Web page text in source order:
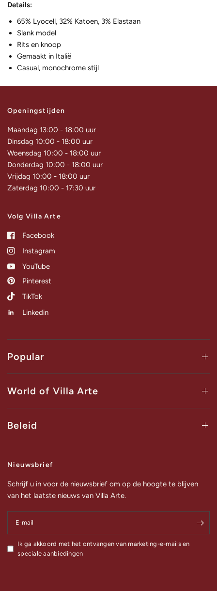
Details:
65% Lyocell, 32% Katoen, 3% Elastaan
Slank model
Rits en knoop
Gemaakt in Italië
Casual, monochrome stijl
Openingstijden
Maandag 13:00 - 18:00 uur
Dinsdag 10:00 - 18:00 uur
Woensdag 10:00 - 18:00 uur
Donderdag 10:00 - 18:00 uur
Vrijdag 10:00 - 18:00 uur
Zaterdag 10:00 - 17:30 uur
Volg Villa Arte
Facebook
Instagram
YouTube
Pinterest
TikTok
Linkedin
Popular
World of Villa Arte
Beleid
Nieuwsbrief
Schrijf u in voor de nieuwsbrief om op de hoogte te blijven
van het laatste nieuws van Villa Arte.
E‑mail
Ik ga akkoord met het ontvangen van marketing-e-mails en
speciale aanbiedingen